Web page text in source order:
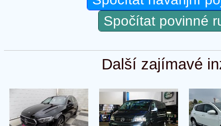
Spočítat povinné
Další zajímavé